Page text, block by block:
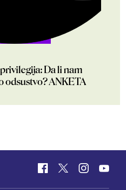
Da li nam
odsustvo? ANKETA